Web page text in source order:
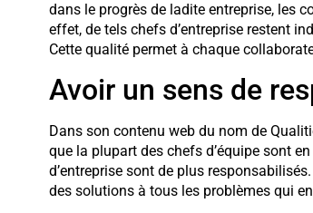
dans le progrès de ladite entreprise, les
effet, de tels chefs d’entreprise restent
Cette qualité permet à chaque
Avoir un sens de
Dans son contenu web du nom de
que la plupart des chefs d’équipe sont
d’entreprise sont de plus
des solutions à tous les problèmes qui